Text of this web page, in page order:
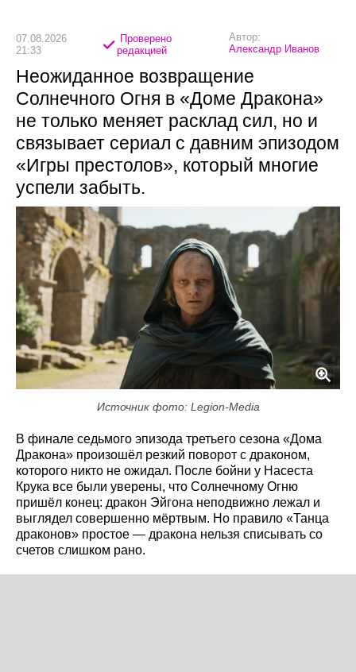
07.08.2026
21:33
Проверено
редакцией
Автор:
Александр Иванов
Неожиданное возвращение
Солнечного Огня в «Доме Дракона»
не только меняет расклад сил, но и
связывает сериал с давним эпизодом
«Игры престолов», который многие
успели забыть.
Источник фото: Legion-Media
В финале седьмого эпизода третьего сезона «Дома
Дракона» произошёл резкий поворот с драконом,
которого никто не ожидал. После бойни у Насеста
Крука все были уверены, что Солнечному Огню
пришёл конец: дракон Эйгона неподвижно лежал и
выглядел совершенно мёртвым. Но правило «Танца
драконов» простое — дракона нельзя списывать со
счетов слишком рано.